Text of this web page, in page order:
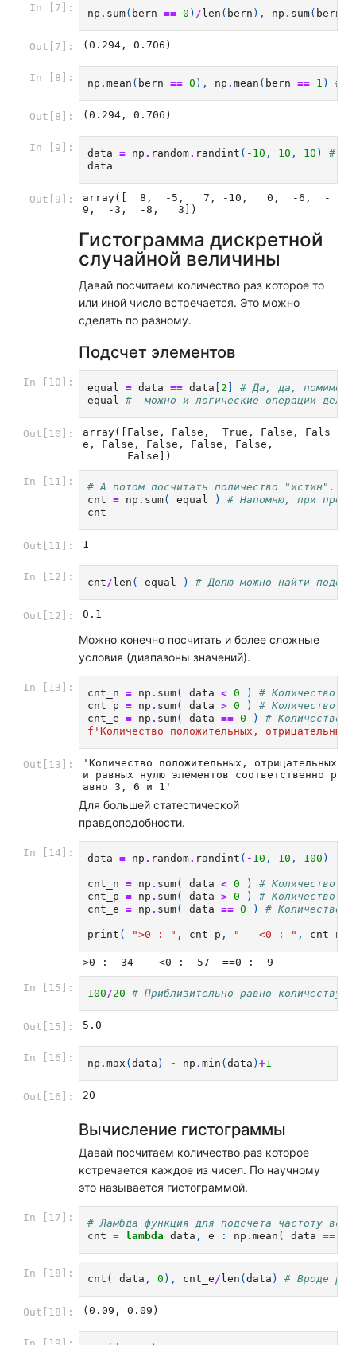
In [7]: np . sum( bern == 0 ) /len ( bern ), np . sum( bern
Out[7]: (0.294, 0.706)
In [8]: np .mean ( bern == 0 ), np .mean ( bern == 1 ) #
Out[8]: (0.294, 0.706)
In [9]: data = np . random. randint ( - 10 , 10 , 10 )
#
data
Out[9]:
array([  8,  -5,   7, -10,   0,  -6,  -
9,  -3,  -8,   3])
Гистограмма дискретной
случайной величины
Давай посчитаем количество раз которое то
или иной число встречается. Это можно
сделать по разному.
Подсчет элементов
In [10]: equal = data == data 2
# Да, да, помимо
equal
#  можно и логические операции
Out[10]:
array([False, False,  True, False, Fals
e, False, False, False, False,
       False])
In [11]:
# А потом посчитать поличество "истин".
cnt
= np . sum( equal )
# Напомню, при
cnt
Out[11]: 1
In [12]: cnt / len ( equal ) # Долю можно найти
Out[12]: 0.1
Можно конечно посчитать и более сложные
условия (диапазоны значений).
In [13]: cnt_n = np . sum( data < 0 )
# Количество
cnt_p
= np . sum( data > 0 )
# Количество
cnt_e
= np . sum( data == 0 )
# Количество
f 'Количество положительных,
Out[13]:
'Количество положительных, отрицательных
и равных нулю элементов соответственно р
авно 3, 6 и 1'
Для большей статестической
правдоподобности.
In [14]: data = np . random. randint ( - 10 , 10 , 100 )
cnt_n = np . sum( data < 0 )
# Количество
cnt_p
= np . sum( data > 0 )
# Количество
cnt_e
= np . sum( data == 0 ) # Количество
print ( ">0 : " , cnt_p , "   <0 : " , cnt_n
In [15]: 100 /20 # Приблизительно равно количеству
Out[15]: 5.0
In [16]: np .max (data ) - np .min (data )+1
Out[16]: 20
Вычисление гистограммы
Давай посчитаем количество раз которое
кстречается каждое из чисел. По научному
это называется гистограммой.
In [17]:
# Ламбда функция для подсчета частоту
cnt
= lambda data , e : np .mean ( data ==
In [18]: cnt ( data , 0 ), cnt_e / len (data ) # Вроде
Out[18]: (0.09, 0.09)